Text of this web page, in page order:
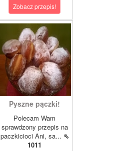
Zobacz przepis!
Pyszne pączki!
Polecam Wam
sprawdzony przepis na
paczkicioci Ani, sa... ⇖
1011